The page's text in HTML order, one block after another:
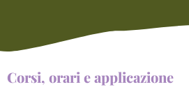
Corsi, orari e applicazione